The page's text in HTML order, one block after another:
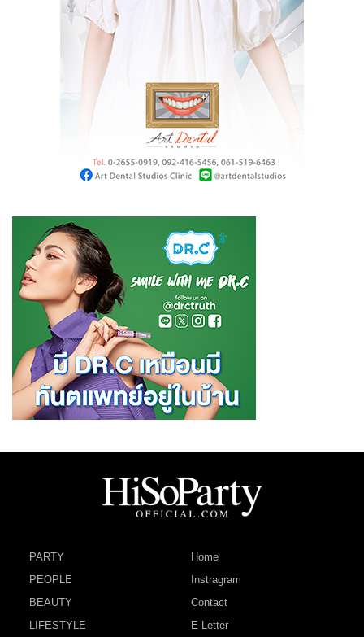
PARTY
PEOPLE
BEAUTY
LIFESTYLE
Home
Instragram
Contact
E-Letter